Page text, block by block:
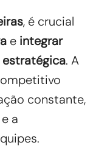
, é crucial
e integrar
estratégica. A
constante,
a